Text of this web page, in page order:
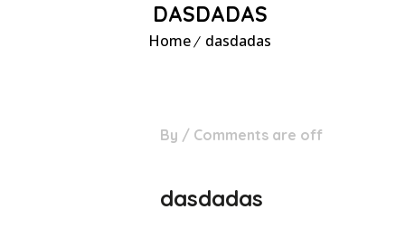
DASDADAS
Home dasdadas
By / Comments are off
dasdadas